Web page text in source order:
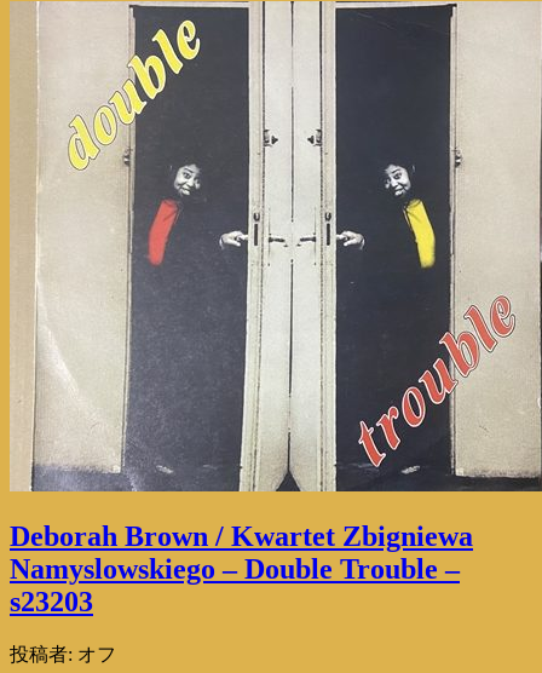
Deborah Brown / Kwartet Zbigniewa
Namyslowskiego – Double Trouble –
s23203
投稿者: オフ